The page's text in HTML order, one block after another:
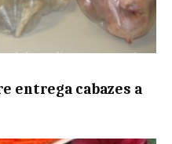
entrega cabazes a